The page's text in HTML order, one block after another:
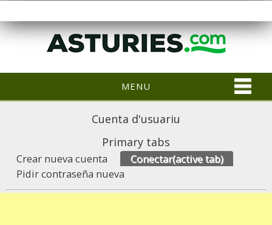
MENU
Cuenta d'usuariu
Primary tabs
Crear nueva cuenta Conectar(active tab)
Pidir contraseña nueva